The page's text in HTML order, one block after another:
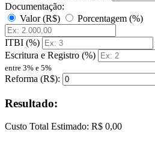
Documentação:
Valor (R$)
Porcentagem (%)
ITBI (%)
Escritura e Registro (%)
entre 3% e 5%
Reforma (R$):
Resultado:
Custo Total Estimado: R$ 0,00